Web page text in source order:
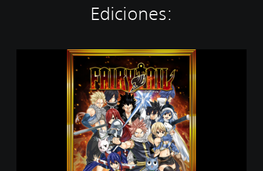
Ediciones: